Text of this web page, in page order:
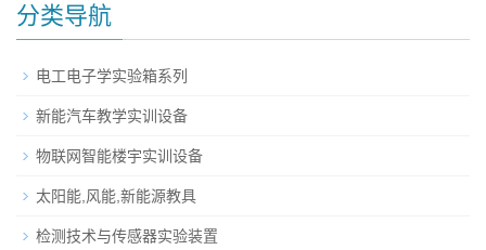
分类导航
电工电子学实验箱系列
新能汽车教学实训设备
物联网智能楼宇实训设备
太阳能,风能,新能源教具
检测技术与传感器实验装置